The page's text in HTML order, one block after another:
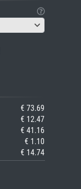
€ 73.69
€ 12.47
€ 41.16
€ 1.10
€ 14.74